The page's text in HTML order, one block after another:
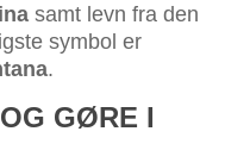
samt levn fra den
symbol er
.
GØRE I